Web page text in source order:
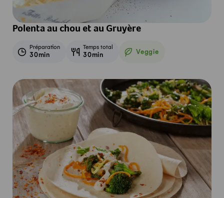
Polenta au chou et au Gruyère
Préparation
30min
Temps total
30min Veggie
Veggie